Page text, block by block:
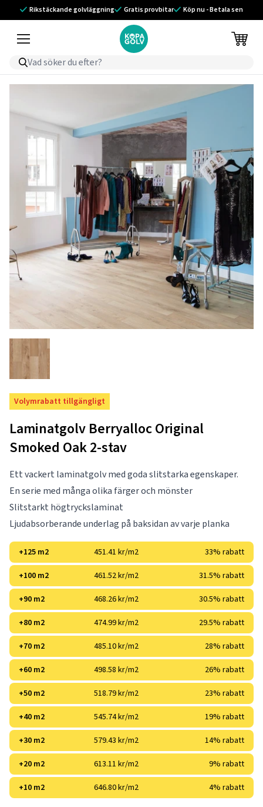
Rikstäckande golvläggning Gratis provbitar Köp nu - Betala sen
Volymrabatt tillgängligt
Laminatgolv Berryalloc Original
Smoked Oak 2-stav
Ett vackert laminatgolv med goda slitstarka egenskaper.
En serie med många olika färger och mönster
Slitstarkt högtryckslaminat
Ljudabsorberande underlag på baksidan av varje planka
+125 m2 451.41 kr/m2 33% rabatt
+100 m2 461.52 kr/m2 31.5% rabatt
+90 m2 468.26 kr/m2 30.5% rabatt
+80 m2 474.99 kr/m2 29.5% rabatt
+70 m2 485.10 kr/m2 28% rabatt
+60 m2 498.58 kr/m2 26% rabatt
+50 m2 518.79 kr/m2 23% rabatt
+40 m2 545.74 kr/m2 19% rabatt
+30 m2 579.43 kr/m2 14% rabatt
+20 m2 613.11 kr/m2 9% rabatt
+10 m2 646.80 kr/m2 4% rabatt